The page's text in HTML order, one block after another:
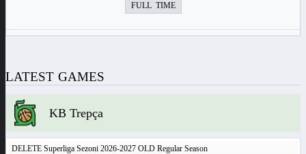
FULL TIME
LATEST GAMES
KB Trepça
DELETE Superliga Sezoni 2026-2027 OLD Regular Season